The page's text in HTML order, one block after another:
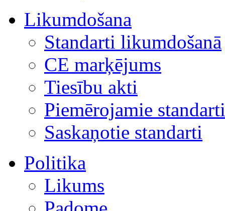
Likumdošana
Standarti likumdošanā
CE marķējums
Tiesību akti
Piemērojamie standarti
Saskaņotie standarti
Politika
Likums